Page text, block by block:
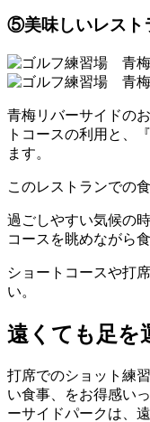
⑤美味しいレスト
青梅リバーサイドの
トコースの利用と、
ます。
このレストランでの
過ごしやすい気候の
コースを眺めながら
ショートコースや打
い。
遠くても足を
打席でのショット練
い食事、をお得感い
ーサイドパークは、